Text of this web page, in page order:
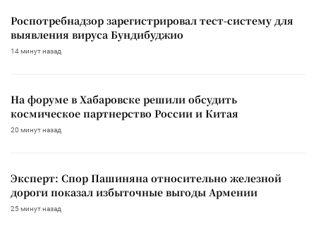
Роспотребнадзор зарегистрировал тест-систему для
выявления вируса Бундибуджио
14 минут назад
На форуме в Хабаровске решили обсудить
космическое партнерство России и Китая
20 минут назад
Эксперт: Спор Пашиняна относительно железной
дороги показал избыточные выгоды Армении
25 минут назад